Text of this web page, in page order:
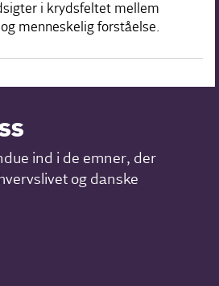
i krydsfeltet mellem
menneskelig forståelse.
ind i de emner, der
og danske